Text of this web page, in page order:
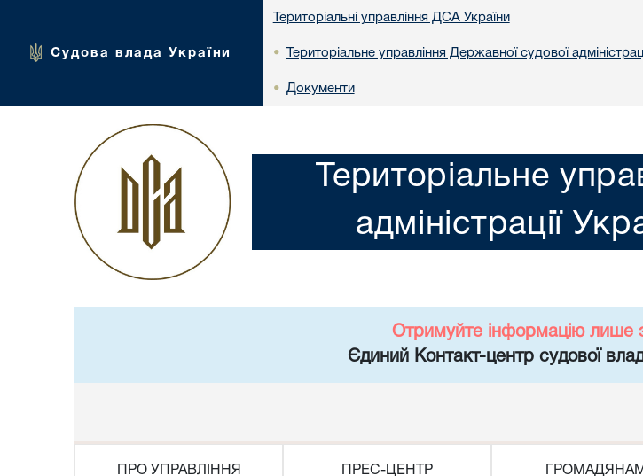
Судова влада України
Територіальні управління ДСА України
• Територіальне управління Державної судової
• Документи
Територіальне
адміністрації
Отримуйте інформацію лише
Єдиний Контакт-центр судової
ПРО УПРАВЛІННЯ ПРЕС-ЦЕНТР ГРОМАДЯНАМ